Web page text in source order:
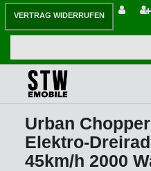
VERTRAG WIDERRUFEN
Urban
Elektro-
45km/h 2000